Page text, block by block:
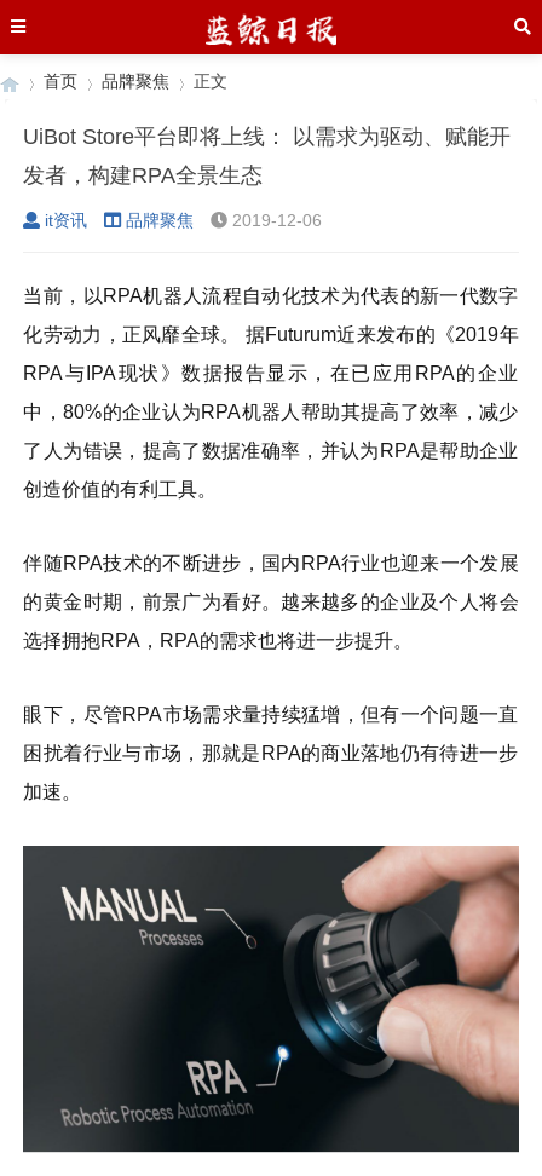
›
首页
›
品牌聚焦
›
正文
UiBot Store平台即将上线： 以需求为驱动、赋能开
发者，构建RPA全景生态
it资讯 品牌聚焦 2019-12-06
当前，以RPA机器人流程自动化技术为代表的新一代数字
化劳动力，正风靡全球。 据Futurum近来发布的《2019年
RPA与IPA现状》数据报告显示，在已应用RPA的企业
中，80%的企业认为RPA机器人帮助其提高了效率，减少
了人为错误，提高了数据准确率，并认为RPA是帮助企业
创造价值的有利工具。
伴随RPA技术的不断进步，国内RPA行业也迎来一个发展
的黄金时期，前景广为看好。越来越多的企业及个人将会
选择拥抱RPA，RPA的需求也将进一步提升。
眼下，尽管RPA市场需求量持续猛增，但有一个问题一直
困扰着行业与市场，那就是RPA的商业落地仍有待进一步
加速。